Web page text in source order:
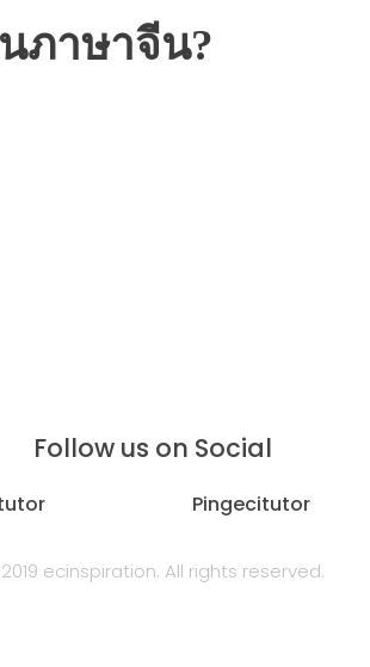
ภาษาจีน?
Follow us on Social
Pingecitutor
ecinspiration. All rights reserved.